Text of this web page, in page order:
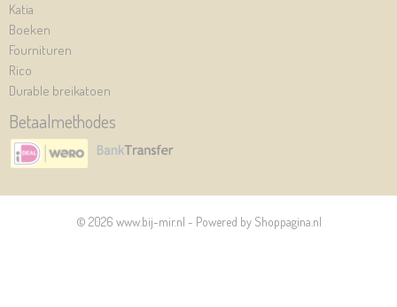
Katia
Boeken
Fournituren
Rico
Durable breikatoen
Betaalmethodes
© 2026 www.bij-mir.nl - Powered by Shoppagina.nl